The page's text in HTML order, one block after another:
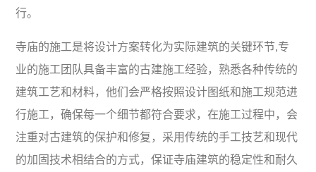
行。
寺庙的施工是将设计方案转化为实际建筑的关键环节,专
业的施工团队具备丰富的古建施工经验，熟悉各种传统的
建筑工艺和材料，他们会严格按照设计图纸和施工规范进
行施工，确保每一个细节都符合要求，在施工过程中，会
注重对古建筑的保护和修复，采用传统的手工技艺和现代
的加固技术相结合的方式，保证寺庙建筑的稳定性和耐久